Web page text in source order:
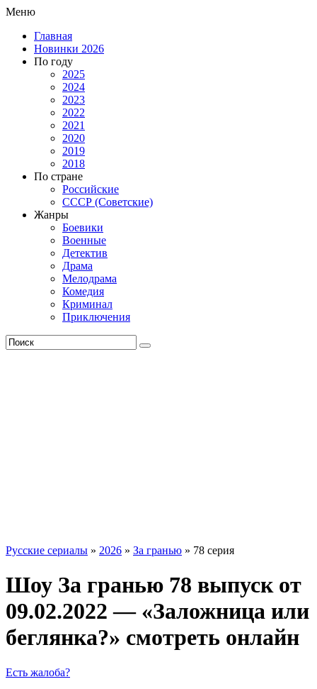
Меню
Главная
Новинки 2026
По году
2025
2024
2023
2022
2021
2020
2019
2018
По стране
Российские
СССР (Советские)
Жанры
Боевики
Военные
Детектив
Драма
Мелодрама
Комедия
Криминал
Приключения
Русские сериалы » 2026 » За гранью » 78 серия
Шоу За гранью 78 выпуск от
09.02.2022 — «Заложница или
беглянка?» смотреть онлайн
Есть жалоба?